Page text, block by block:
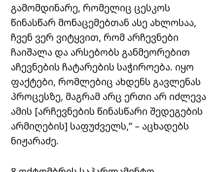
გამომდინარე, რომელიც ცესკოს
წინასწარ მონაცემებთან ასე ახლოსაა,
ჩვენ ვერ ვიტყვით, რომ არჩევნები
ჩაიშალა და არსებობს განმეორებით
აჩევნების ჩატარების საჭიროება. იყო
ფაქტები, რომლებიც ახდენს გავლენას
პროცესზე, მაგრამ არც ერთი არ იძლევა
ამის [არჩევნების წინასწარი შედეგების
არმიღების] საფუძველს,” – აცხადებს
ნიჟარაძე.